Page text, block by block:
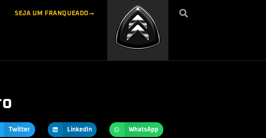
SEJA UM FRANQUEADO
Twitter LinkedIn WhatsApp